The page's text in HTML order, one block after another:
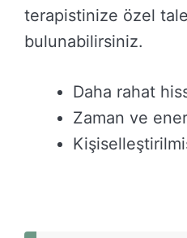
terapistinize özel
bulunabilirsiniz.
Daha rahat
Zaman ve